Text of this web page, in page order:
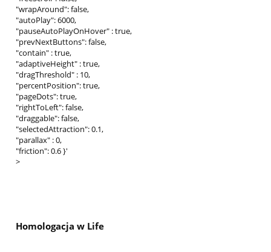
"wrapAround": false,
"autoPlay": 6000,
"pauseAutoPlayOnHover" : true,
"prevNextButtons": false,
"contain" : true,
"adaptiveHeight" : true,
"dragThreshold" : 10,
"percentPosition": true,
"pageDots": true,
"rightToLeft": false,
"draggable": false,
"selectedAttraction": 0.1,
"parallax" : 0,
"friction": 0.6 }'
>
Homologacja w Life